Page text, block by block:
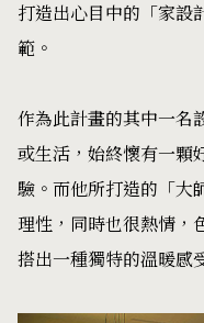
打造出心目中的「家設
範。
作為此計畫的其中一名
或生活，始終懷有一顆
驗。而他所打造的「
理性，同時也很熱情，
搭出一種獨特的溫暖感